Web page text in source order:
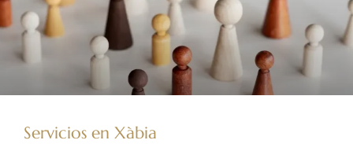
Servicios en Xàbia